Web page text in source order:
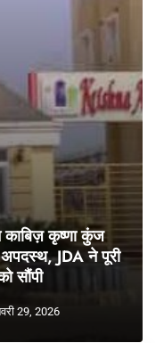
काबिज़ कृष्णा कुंज
अपदस्थ, JDA ने पूरी
सौंपी
29, 2026